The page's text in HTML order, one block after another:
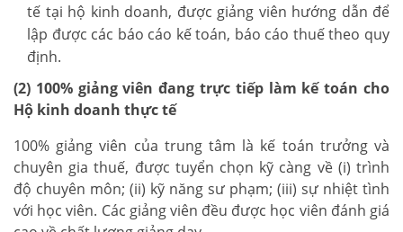
tế tại hộ kinh doanh, được giảng viên hướng dẫn để
lập được các báo cáo kế toán, báo cáo thuế theo quy
định.
(2) 100% giảng viên đang trực tiếp làm kế toán cho
Hộ kinh doanh thực tế
100% giảng viên của trung tâm là kế toán trưởng và
chuyên gia thuế, được tuyển chọn kỹ càng về (i) trình
độ chuyên môn; (ii) kỹ năng sư phạm; (iii) sự nhiệt tình
với học viên. Các giảng viên đều được học viên đánh giá